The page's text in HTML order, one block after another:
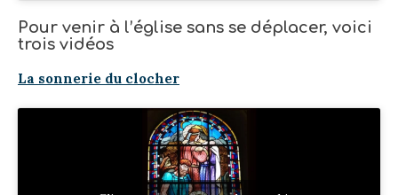
Pour venir à l’église sans se déplacer, voici
trois vidéos
La sonnerie du clocher